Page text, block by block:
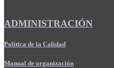
ADMINISTRACIÓN
Política de la Calidad
Manual de organización